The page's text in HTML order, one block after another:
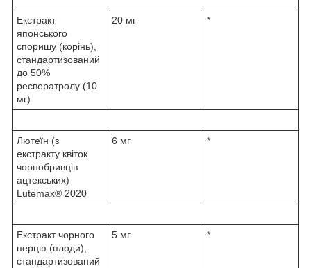
Екстракт
японського
споришу (корінь),
стандартизований
до 50%
ресвератролу (10
мг)
20 мг *
Лютеїн (з
екстракту квіток
чорнобривців
ацтекських)
Lutemax® 2020
6 мг *
Екстракт чорного
перцю (плоди),
стандартизований
5 мг *